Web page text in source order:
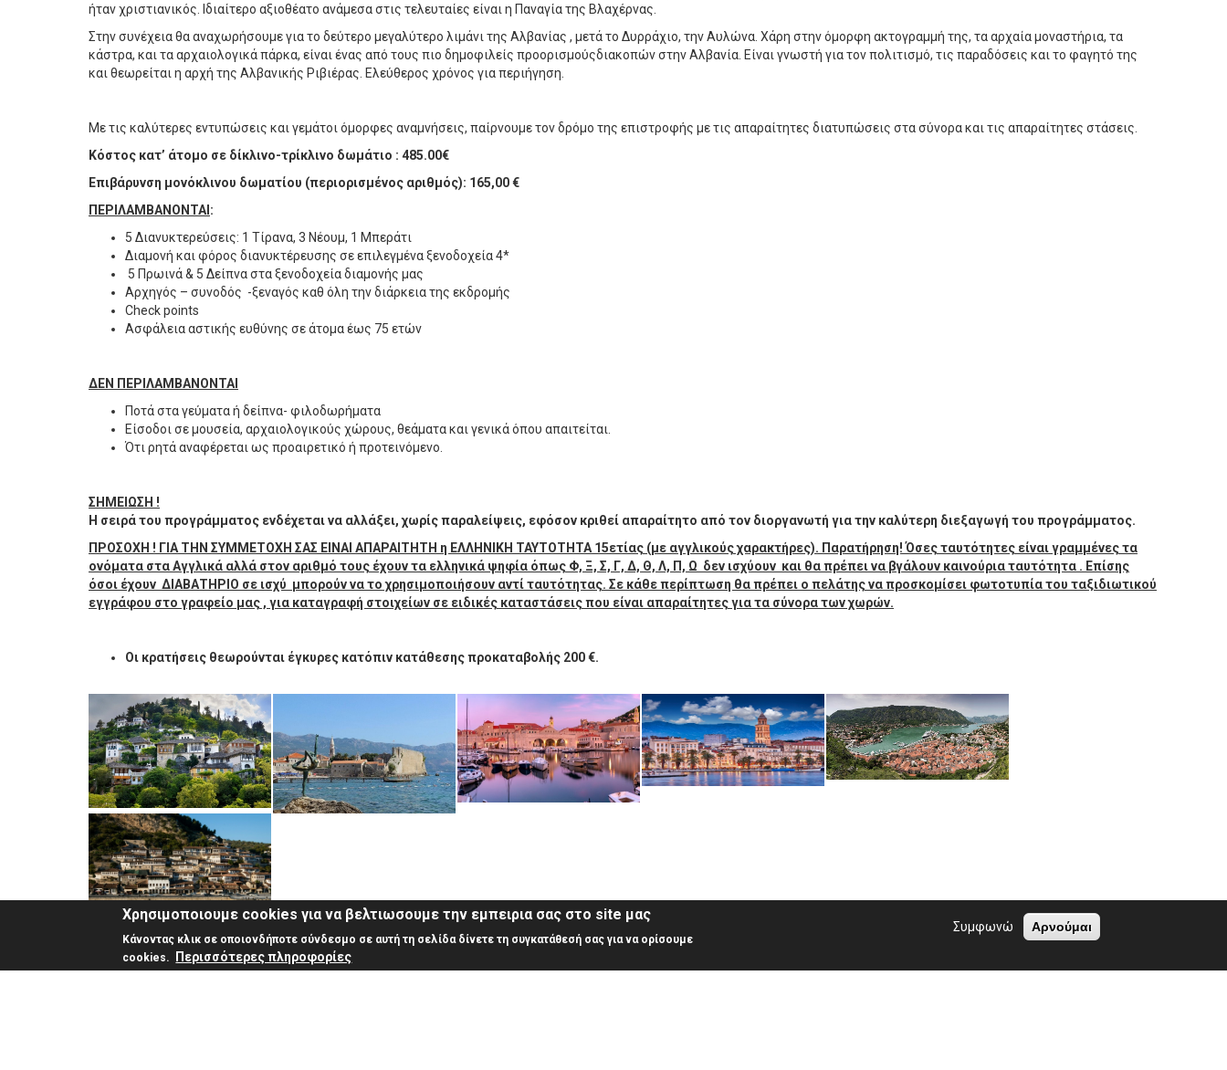
ήταν χριστιανικός. Ιδιαίτερο αξιοθέατο ανάμεσα στις τελευταίες είναι η Παναγία της Βλαχέρνας.
Στην συνέχεια θα αναχωρήσουμε για το δεύτερο μεγαλύτερο λιμάνι της Αλβανίας , μετά το Δυρράχιο, την Αυλώνα. Χάρη στην όμορφη ακτογραμμή της, τα αρχαία μοναστήρια, τα
κάστρα, και τα αρχαιολογικά πάρκα, είναι ένας από τους πιο δημοφιλείς προορισμούςδιακοπών στην Αλβανία. Είναι γνωστή για τον πολιτισμό, τις παραδόσεις και το φαγητό της
και θεωρείται η αρχή της Αλβανικής Ριβιέρας. Ελεύθερος χρόνος για περιήγηση.
Με τις καλύτερες εντυπώσεις και γεμάτοι όμορφες αναμνήσεις, παίρνουμε τον δρόμο της επιστροφής με τις απαραίτητες διατυπώσεις στα σύνορα και τις απαραίτητες στάσεις.
Κόστος κατ’ άτομο σε δίκλινο-τρίκλινο δωμάτιο : 485.00€
Επιβάρυνση μονόκλινου δωματίου (περιορισμένος αριθμός): 165,00 €
ΠΕΡΙΛΑΜΒΑΝΟΝΤΑΙ :
5 Διανυκτερεύσεις: 1 Τίρανα, 3 Νέουμ, 1 Μπεράτι
Διαμονή και φόρος διανυκτέρευσης σε επιλεγμένα ξενοδοχεία 4*
5 Πρωινά & 5 Δείπνα στα ξενοδοχεία διαμονής μας
Αρχηγός – συνοδός -ξεναγός καθ όλη την διάρκεια της εκδρομής
Check points
Ασφάλεια αστικής ευθύνης σε άτομα έως 75 ετών
ΔΕΝ ΠΕΡΙΛΑΜΒΑΝΟΝΤΑΙ
Ποτά στα γεύματα ή δείπνα- φιλοδωρήματα
Είσοδοι σε μουσεία, αρχαιολογικούς χώρους, θεάματα και γενικά όπου απαιτείται.
Ότι ρητά αναφέρεται ως προαιρετικό ή προτεινόμενο.
ΣΗΜΕΙΩΣΗ !
Η σειρά του προγράμματος ενδέχεται να αλλάξει, χωρίς παραλείψεις, εφόσον κριθεί απαραίτητο από τον διοργανωτή για την καλύτερη διεξαγωγή του προγράμματος.
ΠΡΟΣΟΧΗ ! ΓΙΑ ΤΗΝ ΣΥΜΜΕΤΟΧΗ ΣΑΣ ΕΙΝΑΙ ΑΠΑΡΑΙΤΗΤΗ η ΕΛΛΗΝΙΚΗ ΤΑΥΤΟΤΗΤΑ 15ετίας (με αγγλικούς χαρακτήρες). Παρατήρηση! Όσες ταυτότητες είναι γραμμένες τα
ονόματα στα Αγγλικά αλλά στον αριθμό τους έχουν τα ελληνικά ψηφία όπως Φ, Ξ, Σ, Γ, Δ, Θ, Λ, Π, Ω δεν ισχύουν και θα πρέπει να βγάλουν καινούρια ταυτότητα . Επίσης
όσοι έχουν ΔΙΑΒΑΤΗΡΙΟ σε ισχύ μπορούν να το χρησιμοποιήσουν αντί ταυτότητας. Σε κάθε περίπτωση θα πρέπει ο πελάτης να προσκομίσει φωτοτυπία του ταξιδιωτικού
εγγράφου στο γραφείο μας , για καταγραφή στοιχείων σε ειδικές καταστάσεις που είναι απαραίτητες για τα σύνορα των χωρών.
Οι κρατήσεις θεωρούνται έγκυρες κατόπιν κατάθεσης προκαταβολής 200 €.
Χρησιμοποιουμε cookies για να βελτιωσουμε την εμπειρια σας στο site μας
Κάνοντας κλικ σε οποιονδήποτε σύνδεσμο σε αυτή τη σελίδα δίνετε τη συγκατάθεσή σας για να ορίσουμε
cookies.
Περισσότερες πληροφορίες
Συμφωνώ Αρνούμαι